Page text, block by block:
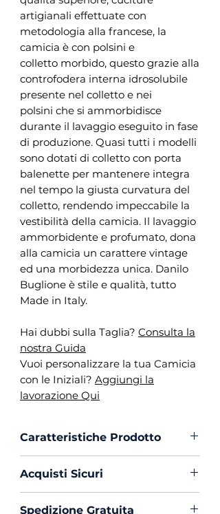
artigianali effettuate con
metodologia alla francese, la
camicia è con polsini e
colletto morbido, questo grazie alla
controfodera interna idrosolubile
presente nel colletto e nei
polsini che si ammorbidisce
durante il lavaggio eseguito in fase
di produzione. Quasi tutti i modelli
sono dotati di colletto con porta
balenette per mantenere integra
nel tempo la giusta curvatura del
colletto, rendendo impeccabile la
vestibilità della camicia. Il lavaggio
ammorbidente e profumato, dona
alla camicia un carattere vintage
ed una morbidezza unica. Danilo
Buglione è stile e qualità, tutto
Made in Italy.
Hai dubbi sulla Taglia? Consulta la
nostra Guida
Vuoi personalizzare la tua Camicia
con le Iniziali? Aggiungi la
lavorazione Qui
Caratteristiche Prodotto
Collo : Italiano Button Down
Polso :Tondo
Acquisti Sicuri
Spedizione Gratuita